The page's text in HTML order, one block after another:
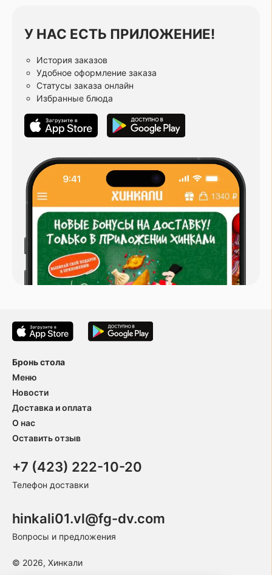
У НАС ЕСТЬ ПРИЛОЖЕНИЕ!
История заказов
Удобное оформление заказа
Статусы заказа онлайн
Избранные блюда
Бронь стола
Меню
Новости
Доставка и оплата
О нас
Оставить отзыв
+7 (423) 222-10-20
Телефон доставки
hinkali01.vl@fg-dv.com
Вопросы и предложения
© 2026, Хинкали